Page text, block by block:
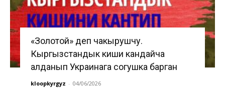
«Золотой» деп чакырушчу.
Кыргызстандык киши кандайча
алданып Украинага согушка барган
kloopkyrgyz - 04/06/2026